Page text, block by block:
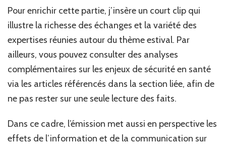
Pour enrichir cette partie, j’insère un court clip qui
illustre la richesse des échanges et la variété des
expertises réunies autour du thème estival. Par
ailleurs, vous pouvez consulter des analyses
complémentaires sur les enjeux de sécurité en santé
via les articles référencés dans la section liée, afin de
ne pas rester sur une seule lecture des faits.
Dans ce cadre, l’émission met aussi en perspective les
effets de l’information et de la communication sur